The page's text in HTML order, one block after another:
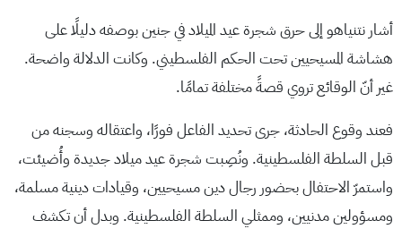
أشار نتنياهو إلى حرق شجرة عيد الميلاد في جنين بوصفه دليلًا على
هشاشة المسيحيين تحت الحكم الفلسطيني. وكانت الدلالة واضحة.
غير أنّ الوقائع تروي قصةً مختلفة تمامًا.
فعند وقوع الحادثة، جرى تحديد الفاعل فورًا، واعتقاله وسجنه من
قبل السلطة الفلسطينية. ونُصِبت شجرة عيد ميلاد جديدة وأُضيئت،
واستمرّ الاحتفال بحضور رجال دين مسيحيين، وقيادات دينية مسلمة،
ومسؤولين مدنيين، وممثلي السلطة الفلسطينية. وبدل أن تكشف